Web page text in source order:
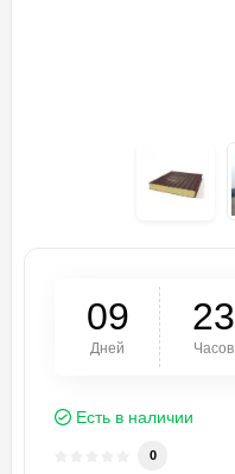
09
Дней
23
Часов
Есть в наличии
0